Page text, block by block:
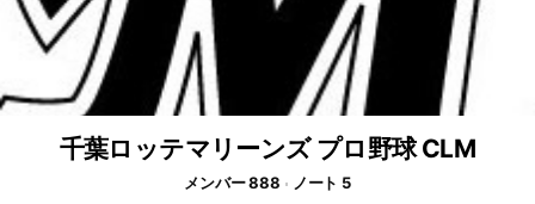
千葉ロッテマリーンズ プロ野球 CLM
メンバー 888
ノート 5